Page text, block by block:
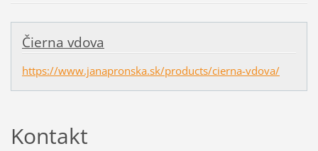
Čierna vdova
https://www.janapronska.sk/products/cierna-vdova/
Kontakt